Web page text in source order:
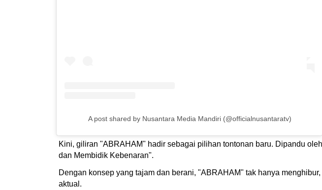
A post shared by Nusantara Media Mandiri (@officialnusantaratv)
Kini, giliran "ABRAHAM" hadir sebagai pilihan tontonan baru. Dipandu
dan Membidik Kebenaran".
Dengan konsep yang tajam dan berani, "ABRAHAM" tak hanya
aktual.